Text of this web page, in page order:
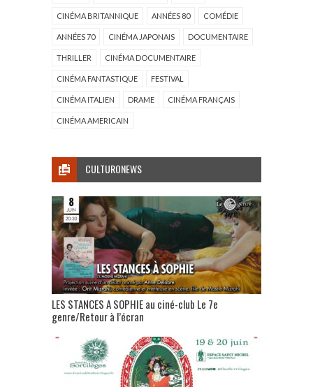
CINÉMA BRITANNIQUE ANNÉES 80 COMÉDIE
ANNÉES 70 CINÉMA JAPONAIS DOCUMENTAIRE
THRILLER CINÉMA DOCUMENTAIRE
CINÉMA FANTASTIQUE FESTIVAL
CINÉMA ITALIEN DRAME CINÉMA FRANÇAIS
CINÉMA AMERICAIN
CULTURONEWS
LES STANCES A SOPHIE au ciné-club Le 7e
genre/Retour à l’écran